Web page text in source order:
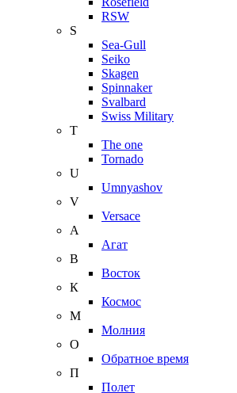
RSW
S
Sea-Gull
Seiko
Skagen
Spinnaker
Svalbard
Swiss Military
T
The one
Tornado
U
Umnyashov
V
Versace
А
Агат
В
Восток
К
Космос
М
Молния
О
Обратное время
П
Полет